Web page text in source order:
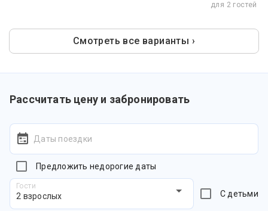
для 2 гостей
Смотреть все варианты ›
Рассчитать цену и забронировать
Даты поездки
Предложить недорогие даты
Гости
2 взрослых С детьми